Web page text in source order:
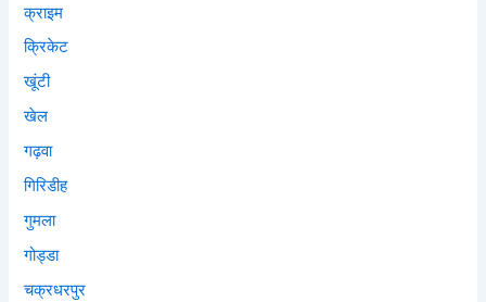
क्राइम
क्रिकेट
खूंटी
खेल
गढ़वा
गिरिडीह
गुमला
गोड्डा
चक्रधरपुर